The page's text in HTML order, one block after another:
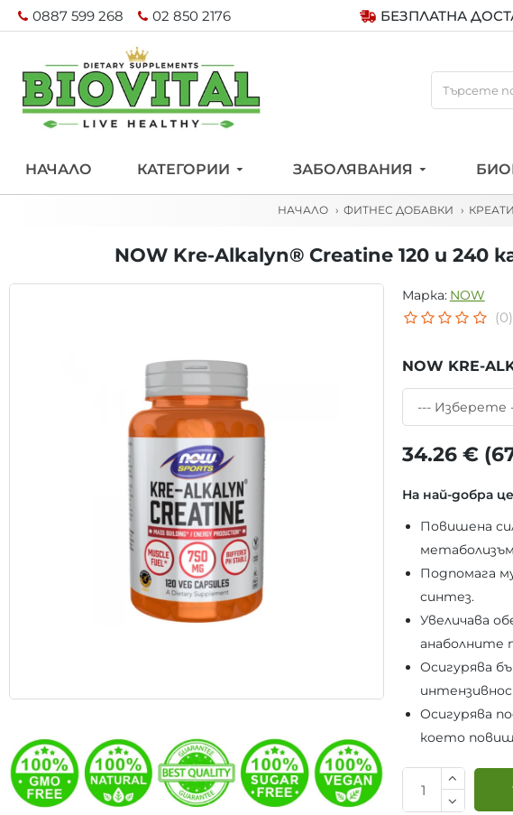
0887 599 268 02 850 2176 БЕЗПЛАТНА
НАЧАЛО КАТЕГОРИИ ЗАБОЛЯВАНИЯ
НАЧАЛО ФИТНЕС ДОБАВКИ
NOW Kre-Alkalyn® Creatine 120 и 240
Марка: NOW
(0)
34.26 €
NOW KRE-
На най-добра
Повишена
Подпомага
синтез.
Увеличава
анаболните
Осигурява
Осигурява
което